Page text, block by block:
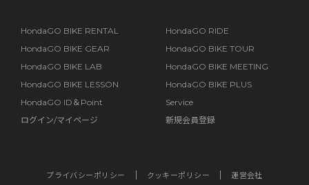
HondaGO BIKE RENTAL
HondaGO RIDE
HondaGO BIKE GEAR
HondaGO BIKE TOUR
HondaGO BIKE LAB
HondaGO BIKE MEETING
HondaGO BIKE LESSON
HondaGO BIKE PLUS
HondaGO ID＆Point
Service
ログイン/マイページ
新規会員登録
プライバシーポリシー クッキーポリシー 運営会社